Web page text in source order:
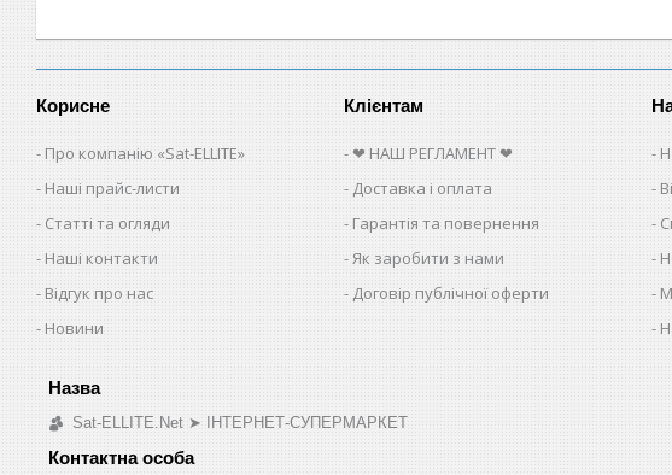
Корисне
Про компанію «Sat-ELLITE»
Наші прайс-листи
Статті та огляди
Наші контакти
Відгук про нас
Новини
Клієнтам
❤ НАШ РЕГЛАМЕНТ ❤
Доставка і оплата
Гарантія та повернення
Як заробити з нами
Договір публічної оферти
Sat-ELLITE.Net ➤ ІНТЕРНЕТ-СУПЕРМАРКЕТ